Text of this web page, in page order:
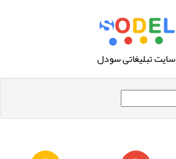
سایت تبلیغاتی سودل